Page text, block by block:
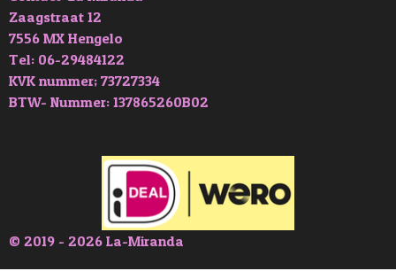
Zaagstraat 12
7556 MX Hengelo
Tel: 06-29484122
KVK nummer; 73727334
BTW- Nummer: 137865260B02
© 2019 - 2026 La-Miranda